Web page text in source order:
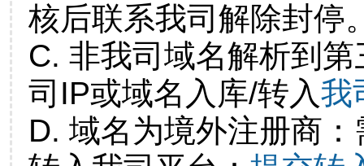
核后联系我司解除封停
C. 非我司域名解析到
司IP或域名入库/转入我
D. 域名为境外注册商